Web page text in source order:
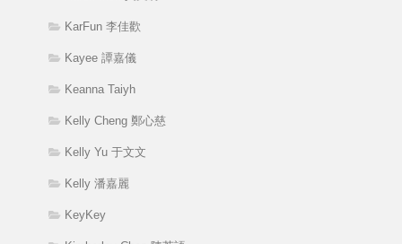
KarFun 李佳歡
Kayee 譚嘉儀
Keanna Taiyh
Kelly Cheng 鄭心慈
Kelly Yu 于文文
Kelly 潘嘉麗
KeyKey